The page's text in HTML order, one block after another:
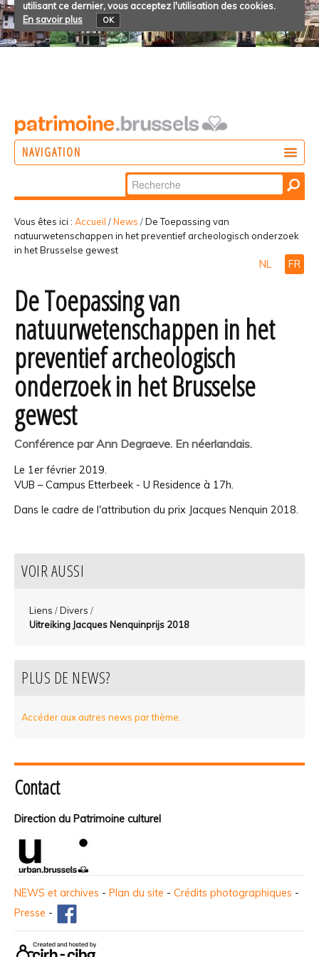
utilisant ce dernier, vous acceptez l'utilisation des cookies.
En savoir plus
OK
NAVIGATION
PARTICIPER
Chercher par
Recherche
avancée…
Vous êtes ici : Accueil /News /De Toepassing van
natuurwetenschappen in het preventief archeologisch onderzoek
in het Brusselse gewest
NL FR
De Toepassing van
natuurwetenschappen in het
preventief archeologisch
onderzoek in het Brusselse
gewest
Conférence par Ann Degraeve. En néerlandais.
Le 1er février 2019.
VUB – Campus Etterbeek - U Residence à 17h.
Dans le cadre de l'attribution du prix Jacques Nenquin 2018.
VOIR AUSSI
Liens /Divers /
Uitreiking Jacques Nenquinprijs 2018
PLUS DE NEWS?
Accéder aux autres news par thème.
Contact
Direction du Patrimoine culturel
NEWS et archives - Plan du site - Crédits photographiques -
Presse -